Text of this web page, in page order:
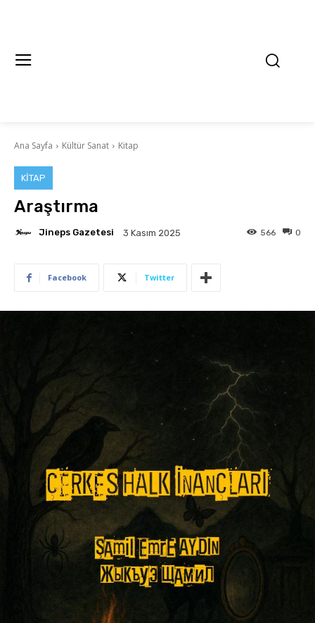
Ana Sayfa Kültür Sanat Kitap
KITAP
Araştırma
Jineps Gazetesi 3 Kasım 2025 0
566
Facebook Twitter